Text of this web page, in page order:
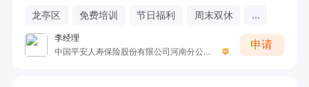
龙亭区 免费培训 节日福利 周末双休 ...
李经理
中国平安人寿保险股份有限公司河南分公司社区网格管理部
申请